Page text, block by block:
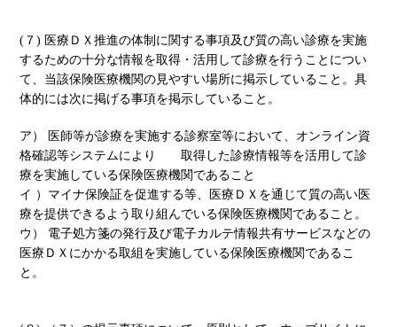
(７) 医療ＤＸ推進の体制に関する事項及び質の高い診療を実施
するための十分な情報を取得・活用して診療を行うことについ
て、当該保険医療機関の見やすい場所に掲示していること。具
体的には次に掲げる事項を掲示していること。
ア） 医師等が診療を実施する診察室等において、オンライン資
格確認等システムにより 取得した診療情報等を活用して診
療を実施している保険医療機関であること
イ ）マイナ保険証を促進する等、医療ＤＸを通じて質の高い医
療を提供できるよう取り組んでいる保険医療機関であること。
ウ） 電子処方箋の発行及び電子カルテ情報共有サービスなどの
医療ＤＸにかかる取組を実施している保険医療機関であるこ
と。